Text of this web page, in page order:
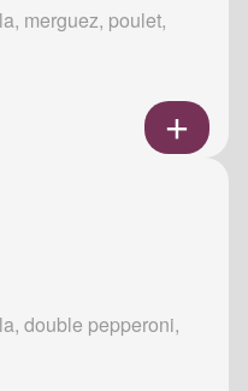
merguez, poulet,
double pepperoni,